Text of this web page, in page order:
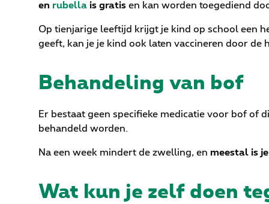
en rubella is gratis en kan worden toegediend
Op tienjarige leeftijd krijgt je kind op school een
geeft, kan je je kind ook laten vaccineren door de
Behandeling van bof
Er bestaat geen specifieke medicatie voor bof of
behandeld worden.
Na een week mindert de zwelling, en meestal is
Wat kun je zelf doen